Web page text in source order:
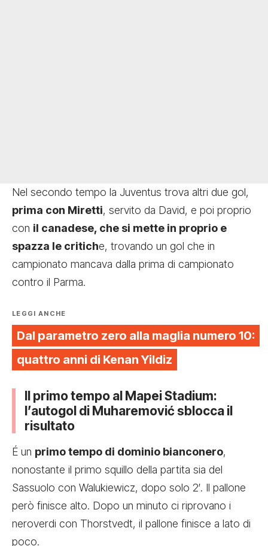
Nel secondo tempo la Juventus trova altri due gol,
prima con Miretti, servito da David, e poi proprio
con il canadese, che si mette in proprio e
spazza le critiche, trovando un gol che in
campionato mancava dalla prima di campionato
contro il Parma.
LEGGI ANCHE
Dal parametro zero alla maglia numero 10:
quattro anni di Kenan Yildiz
Il primo tempo al Mapei Stadium:
l’autogol di Muharemović sblocca il
risultato
É un primo tempo di dominio bianconero,
nonostante il primo squillo della partita sia del
Sassuolo con Walukiewicz, dopo solo 2′. Il pallone
però finisce alto. Dopo un minuto ci riprovano i
neroverdi con Thorstvedt, il pallone finisce a lato di
poco.